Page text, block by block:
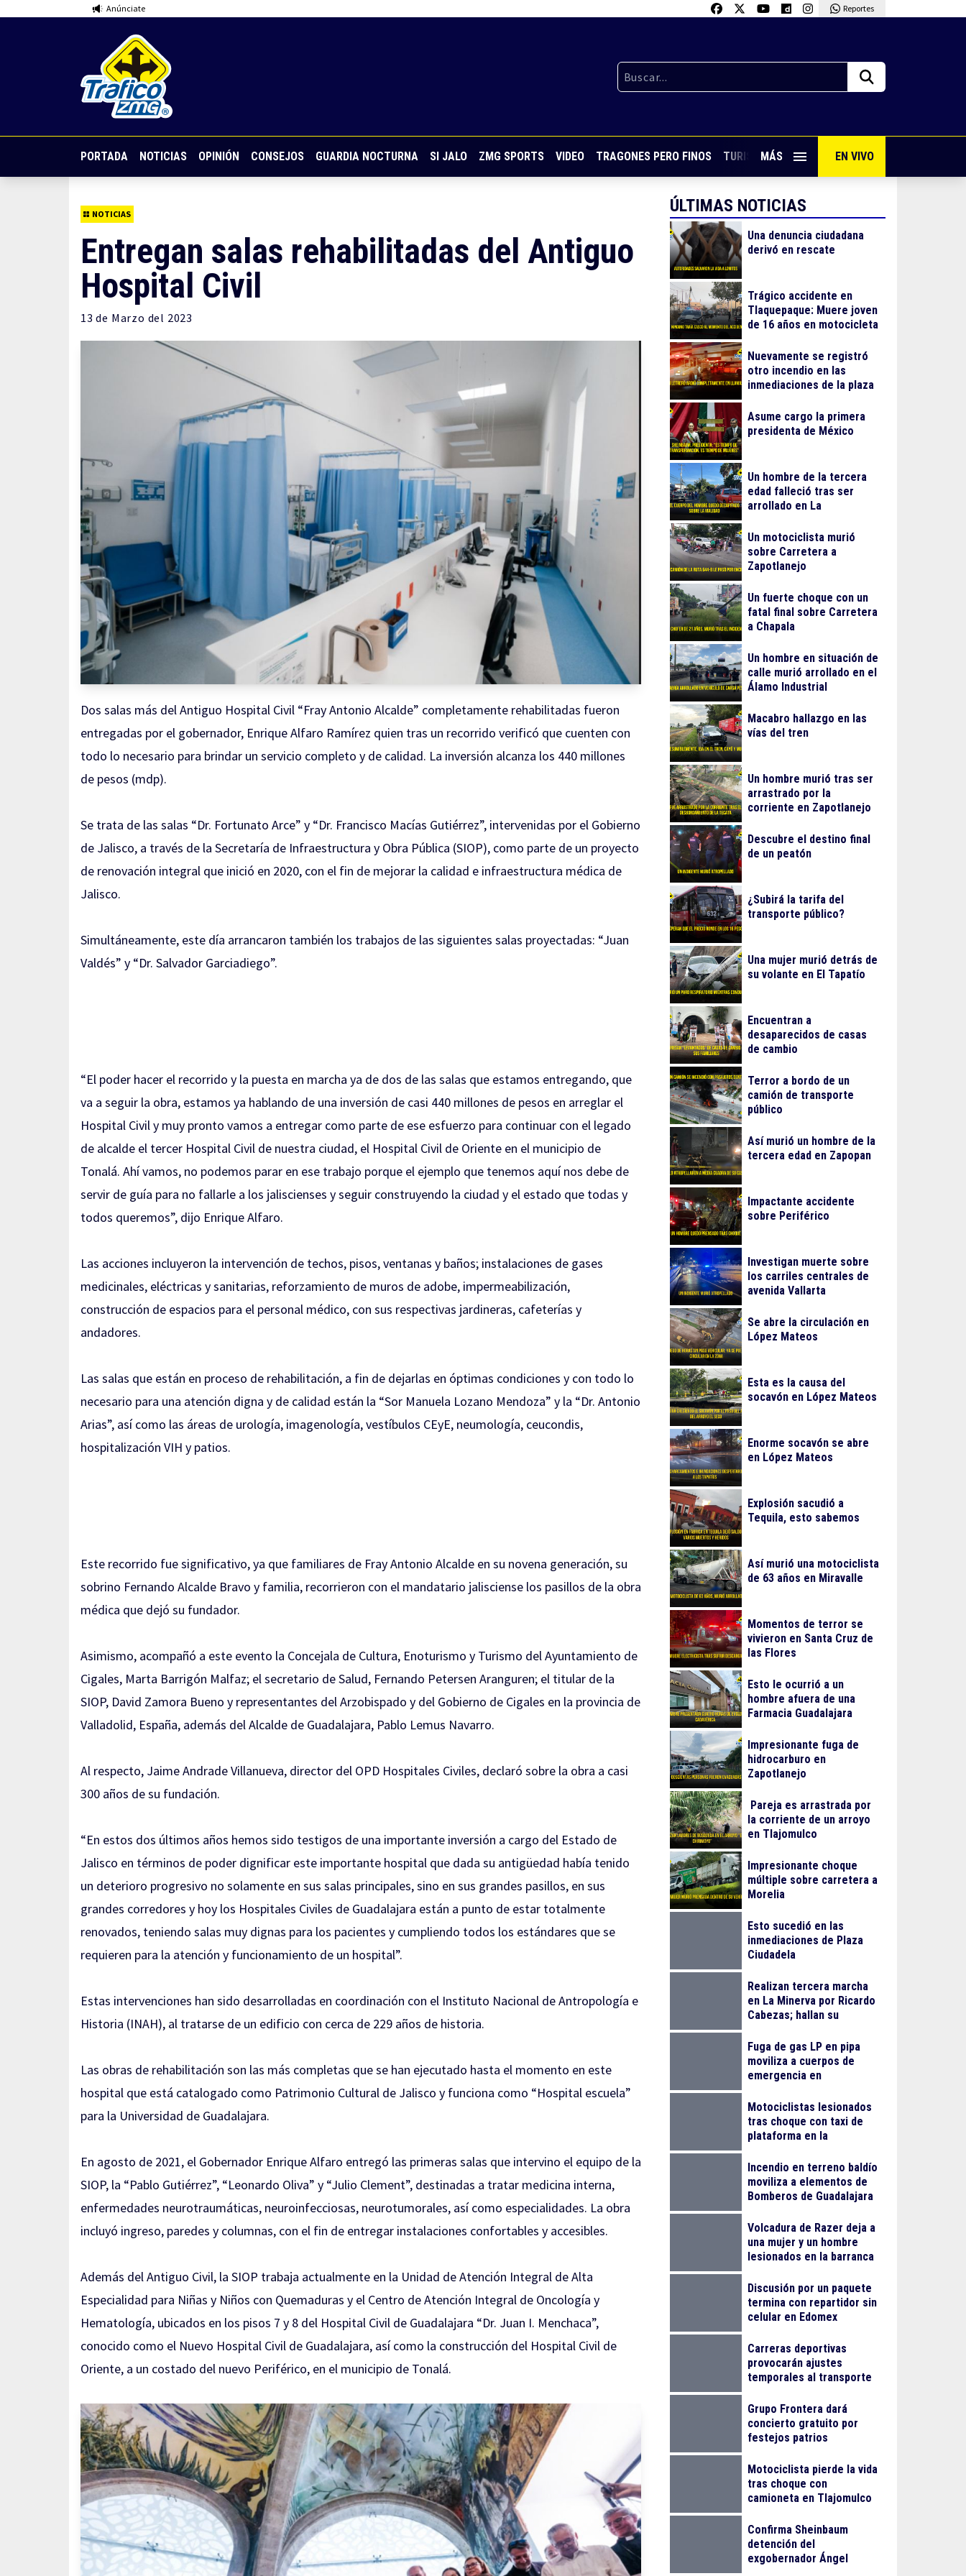
Anúnciate Reportes
PORTADA NOTICIAS OPINIÓN CONSEJOS GUARDIA NOCTURNA SI JALO ZMG SPORTS VIDEO TRAGONES PERO FINOS TURISMO CON SABOR VIVE PUERTO VALLARTA
MÁS EN VIVO
NOTICIAS
Entregan salas rehabilitadas del Antiguo
Hospital Civil
13 de Marzo del 2023
Dos salas más del Antiguo Hospital Civil “Fray Antonio Alcalde” completamente rehabilitadas fueron
entregadas por el gobernador, Enrique Alfaro Ramírez quien tras un recorrido verificó que cuenten con
todo lo necesario para brindar un servicio completo y de calidad. La inversión alcanza los 440 millones
de pesos (mdp).
Se trata de las salas “Dr. Fortunato Arce” y “Dr. Francisco Macías Gutiérrez”, intervenidas por el Gobierno
de Jalisco, a través de la Secretaría de Infraestructura y Obra Pública (SIOP), como parte de un proyecto
de renovación integral que inició en 2020, con el fin de mejorar la calidad e infraestructura médica de
Jalisco.
Simultáneamente, este día arrancaron también los trabajos de las siguientes salas proyectadas: “Juan
Valdés” y “Dr. Salvador Garciadiego”.
“El poder hacer el recorrido y la puesta en marcha ya de dos de las salas que estamos entregando, que
va a seguir la obra, estamos ya hablando de una inversión de casi 440 millones de pesos en arreglar el
Hospital Civil y muy pronto vamos a entregar como parte de ese esfuerzo para continuar con el legado
de alcalde el tercer Hospital Civil de nuestra ciudad, el Hospital Civil de Oriente en el municipio de
Tonalá. Ahí vamos, no podemos parar en ese trabajo porque el ejemplo que tenemos aquí nos debe de
servir de guía para no fallarle a los jaliscienses y seguir construyendo la ciudad y el estado que todas y
todos queremos”, dijo Enrique Alfaro.
Las acciones incluyeron la intervención de techos, pisos, ventanas y baños; instalaciones de gases
medicinales, eléctricas y sanitarias, reforzamiento de muros de adobe, impermeabilización,
construcción de espacios para el personal médico, con sus respectivas jardineras, cafeterías y
andadores.
Las salas que están en proceso de rehabilitación, a fin de dejarlas en óptimas condiciones y con todo lo
necesario para una atención digna y de calidad están la “Sor Manuela Lozano Mendoza” y la “Dr. Antonio
Arias”, así como las áreas de urología, imagenología, vestíbulos CEyE, neumología, ceucondis,
hospitalización VIH y patios.
Este recorrido fue significativo, ya que familiares de Fray Antonio Alcalde en su novena generación, su
sobrino Fernando Alcalde Bravo y familia, recorrieron con el mandatario jalisciense los pasillos de la obra
médica que dejó su fundador.
Asimismo, acompañó a este evento la Concejala de Cultura, Enoturismo y Turismo del Ayuntamiento de
Cigales, Marta Barrigón Malfaz; el secretario de Salud, Fernando Petersen Aranguren; el titular de la
SIOP, David Zamora Bueno y representantes del Arzobispado y del Gobierno de Cigales en la provincia de
Valladolid, España, además del Alcalde de Guadalajara, Pablo Lemus Navarro.
Al respecto, Jaime Andrade Villanueva, director del OPD Hospitales Civiles, declaró sobre la obra a casi
300 años de su fundación.
“En estos dos últimos años hemos sido testigos de una importante inversión a cargo del Estado de
Jalisco en términos de poder dignificar este importante hospital que dada su antigüedad había tenido
un deterioro progresivo no solamente en sus salas principales, sino en sus grandes pasillos, en sus
grandes corredores y hoy los Hospitales Civiles de Guadalajara están a punto de estar totalmente
renovados, teniendo salas muy dignas para los pacientes y cumpliendo todos los estándares que se
requieren para la atención y funcionamiento de un hospital”.
Estas intervenciones han sido desarrolladas en coordinación con el Instituto Nacional de Antropología e
Historia (INAH), al tratarse de un edificio con cerca de 229 años de historia.
Las obras de rehabilitación son las más completas que se han ejecutado hasta el momento en este
hospital que está catalogado como Patrimonio Cultural de Jalisco y funciona como “Hospital escuela”
para la Universidad de Guadalajara.
En agosto de 2021, el Gobernador Enrique Alfaro entregó las primeras salas que intervino el equipo de la
SIOP, la “Pablo Gutiérrez”, “Leonardo Oliva” y “Julio Clement”, destinadas a tratar medicina interna,
enfermedades neurotraumáticas, neuroinfecciosas, neurotumorales, así como especialidades. La obra
incluyó ingreso, paredes y columnas, con el fin de entregar instalaciones confortables y accesibles.
Además del Antiguo Civil, la SIOP trabaja actualmente en la Unidad de Atención Integral de Alta
Especialidad para Niñas y Niños con Quemaduras y el Centro de Atención Integral de Oncología y
Hematología, ubicados en los pisos 7 y 8 del Hospital Civil de Guadalajara “Dr. Juan I. Menchaca”,
conocido como el Nuevo Hospital Civil de Guadalajara, así como la construcción del Hospital Civil de
Oriente, a un costado del nuevo Periférico, en el municipio de Tonalá.
ÚLTIMAS NOTICIAS
Una denuncia ciudadana
derivó en rescate
Trágico accidente en
Tlaquepaque: Muere joven
de 16 años en motocicleta
Nuevamente se registró
otro incendio en las
inmediaciones de la plaza
Asume cargo la primera
presidenta de México
Un hombre de la tercera
edad falleció tras ser
arrollado en La
Un motociclista murió
sobre Carretera a
Zapotlanejo
Un fuerte choque con un
fatal final sobre Carretera
a Chapala
Un hombre en situación de
calle murió arrollado en el
Álamo Industrial
Macabro hallazgo en las
vías del tren
Un hombre murió tras ser
arrastrado por la
corriente en Zapotlanejo
Descubre el destino final
de un peatón
¿Subirá la tarifa del
transporte público?
Una mujer murió detrás de
su volante en El Tapatío
Encuentran a
desaparecidos de casas
de cambio
Terror a bordo de un
camión de transporte
público
Así murió un hombre de la
tercera edad en Zapopan
Impactante accidente
sobre Periférico
Investigan muerte sobre
los carriles centrales de
avenida Vallarta
Se abre la circulación en
López Mateos
Esta es la causa del
socavón en López Mateos
Enorme socavón se abre
en López Mateos
Explosión sacudió a
Tequila, esto sabemos
Así murió una motociclista
de 63 años en Miravalle
Momentos de terror se
vivieron en Santa Cruz de
las Flores
Esto le ocurrió a un
hombre afuera de una
Farmacia Guadalajara
Impresionante fuga de
hidrocarburo en
Zapotlanejo
Pareja es arrastrada por
la corriente de un arroyo
en Tlajomulco
Impresionante choque
múltiple sobre carretera a
Morelia
Esto sucedió en las
inmediaciones de Plaza
Ciudadela
Realizan tercera marcha
en La Minerva por Ricardo
Cabezas; hallan su
Fuga de gas LP en pipa
moviliza a cuerpos de
emergencia en
Motociclistas lesionados
tras choque con taxi de
plataforma en la
Incendio en terreno baldío
moviliza a elementos de
Bomberos de Guadalajara
Volcadura de Razer deja a
una mujer y un hombre
lesionados en la barranca
Discusión por un paquete
termina con repartidor sin
celular en Edomex
Carreras deportivas
provocarán ajustes
temporales al transporte
Grupo Frontera dará
concierto gratuito por
festejos patrios
Motociclista pierde la vida
tras choque con
camioneta en Tlajomulco
Confirma Sheinbaum
detención del
exgobernador Ángel